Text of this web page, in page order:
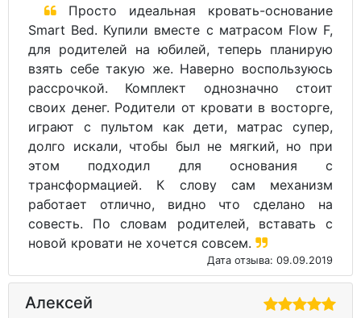
Просто идеальная кровать-основание
Smart Bed. Купили вместе с матрасом Flow F,
для родителей на юбилей, теперь планирую
взять себе такую же. Наверно воспользуюсь
рассрочкой. Комплект однозначно стоит
своих денег. Родители от кровати в восторге,
играют с пультом как дети, матрас супер,
долго искали, чтобы был не мягкий, но при
этом подходил для основания с
трансформацией. К слову сам механизм
работает отлично, видно что сделано на
совесть. По словам родителей, вставать с
новой кровати не хочется совсем.
Дата отзыва: 09.09.2019
Алексей